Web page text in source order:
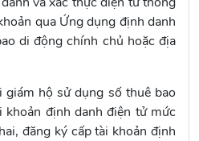
qua Ứng dụng định danh
di động chính chủ hoặc địa
hộ sử dụng số thuê bao
định danh điện tử mức
đăng ký cấp tài khoản định